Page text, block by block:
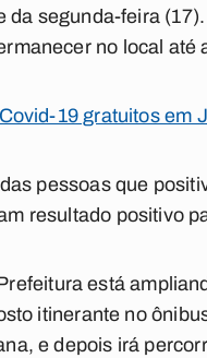
da segunda-feira
no local até
19 gratuitos em
pessoas que
resultado positivo
está
itinerante no
e depois irá